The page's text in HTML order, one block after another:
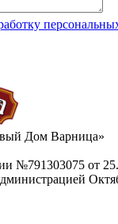
Дом Варница»
№791303075 от